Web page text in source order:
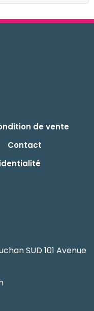
de vente
Contact
SUD 101 Avenue